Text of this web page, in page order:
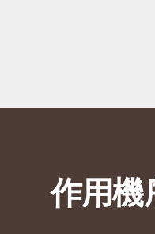
作用機